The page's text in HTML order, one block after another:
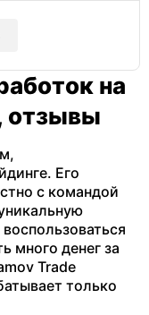
на
отзывы
Его
с командой
много денег за
Trade
только